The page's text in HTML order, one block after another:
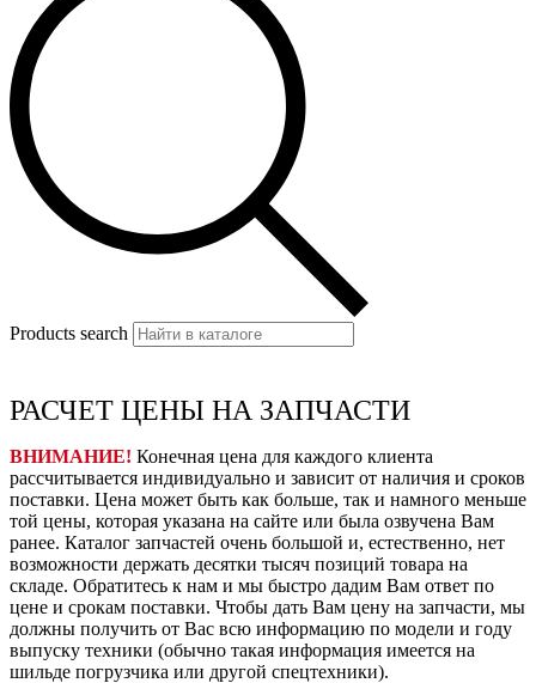
Products search
РАСЧЕТ ЦЕНЫ НА ЗАПЧАСТИ
ВНИМАНИЕ! Конечная цена для каждого клиента
рассчитывается индивидуально и зависит от наличия и сроков
поставки. Цена может быть как больше, так и намного меньше
той цены, которая указана на сайте или была озвучена Вам
ранее. Каталог запчастей очень большой и, естественно, нет
возможности держать десятки тысяч позиций товара на
складе. Обратитесь к нам и мы быстро дадим Вам ответ по
цене и срокам поставки. Чтобы дать Вам цену на запчасти, мы
должны получить от Вас всю информацию по модели и году
выпуску техники (обычно такая информация имеется на
шильде погрузчика или другой спецтехники).